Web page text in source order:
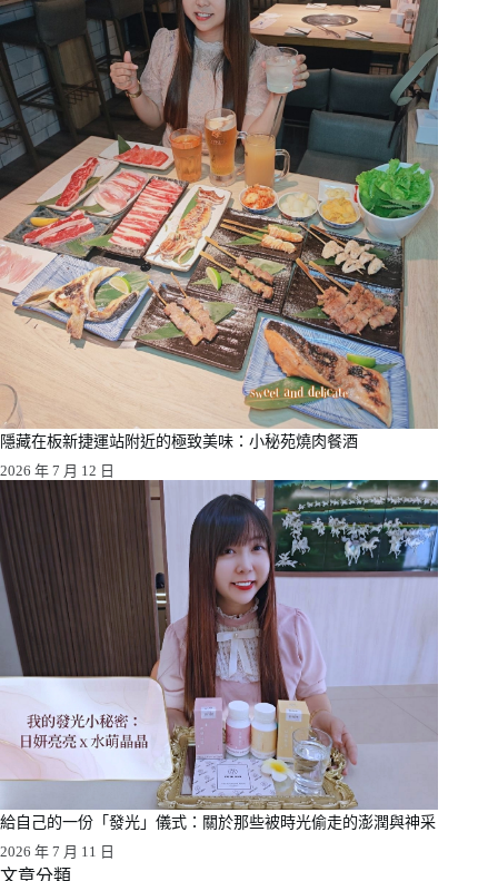
隱藏在板新捷運站附近的極致美味：小秘苑燒肉餐酒
2026 年 7 月 12 日
給自己的一份「發光」儀式：關於那些被時光偷走的澎潤與神采
2026 年 7 月 11 日
文章分類